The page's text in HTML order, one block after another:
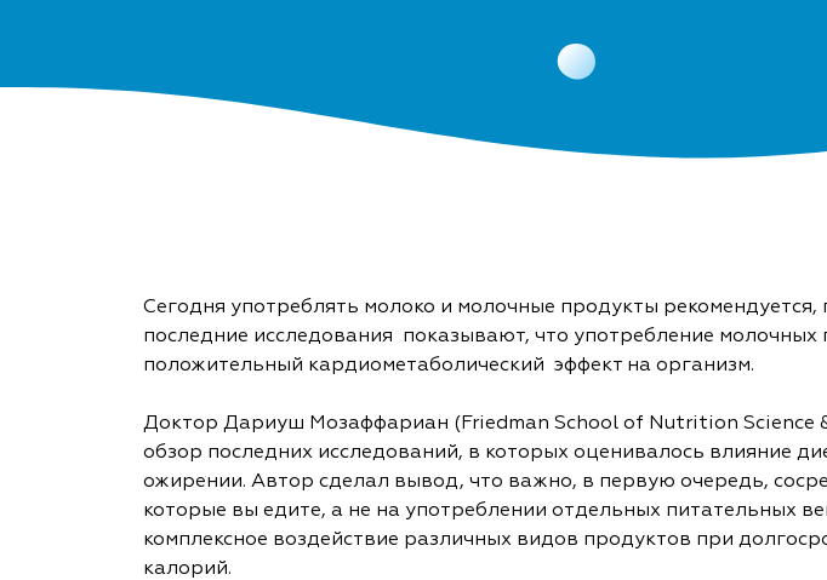
Сегодня употреблять молоко и молочные продукты
последние исследования показывают, что употребление
положительный кардиометаболический эффект на организм.
Доктор Дариуш Мозаффариан (Friedman School of Nutrition Science
обзор последних исследований, в которых оценивалось влияние
ожирении. Автор сделал вывод, что важно, в первую очередь,
которые вы едите, а не на употреблении отдельных питательных
комплексное воздействие различных видов продуктов при
калорий.